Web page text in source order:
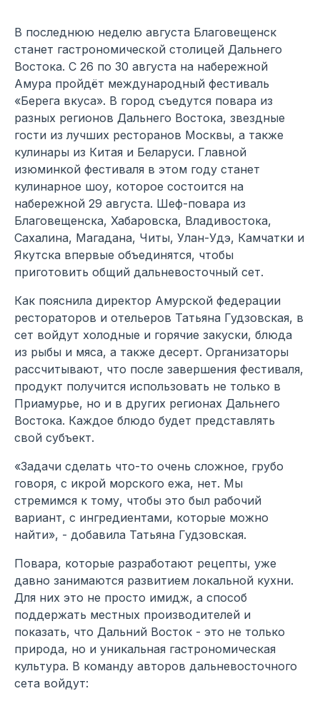
В последнюю неделю августа Благовещенск
станет гастрономической столицей Дальнего
Востока. С 26 по 30 августа на набережной
Амура пройдёт международный фестиваль
«Берега вкуса». В город съедутся повара из
разных регионов Дальнего Востока, звездные
гости из лучших ресторанов Москвы, а также
кулинары из Китая и Беларуси. Главной
изюминкой фестиваля в этом году станет
кулинарное шоу, которое состоится на
набережной 29 августа. Шеф-повара из
Благовещенска, Хабаровска, Владивостока,
Сахалина, Магадана, Читы, Улан-Удэ, Камчатки и
Якутска впервые объединятся, чтобы
приготовить общий дальневосточный сет.
Как пояснила директор Амурской федерации
рестораторов и отельеров Татьяна Гудзовская, в
сет войдут холодные и горячие закуски, блюда
из рыбы и мяса, а также десерт. Организаторы
рассчитывают, что после завершения фестиваля,
продукт получится использовать не только в
Приамурье, но и в других регионах Дальнего
Востока. Каждое блюдо будет представлять
свой субъект.
«Задачи сделать что-то очень сложное, грубо
говоря, с икрой морского ежа, нет. Мы
стремимся к тому, чтобы это был рабочий
вариант, с ингредиентами, которые можно
найти», - добавила Татьяна Гудзовская.
Повара, которые разработают рецепты, уже
давно занимаются развитием локальной кухни.
Для них это не просто имидж, а способ
поддержать местных производителей и
показать, что Дальний Восток - это не только
природа, но и уникальная гастрономическая
культура. В команду авторов дальневосточного
сета войдут: